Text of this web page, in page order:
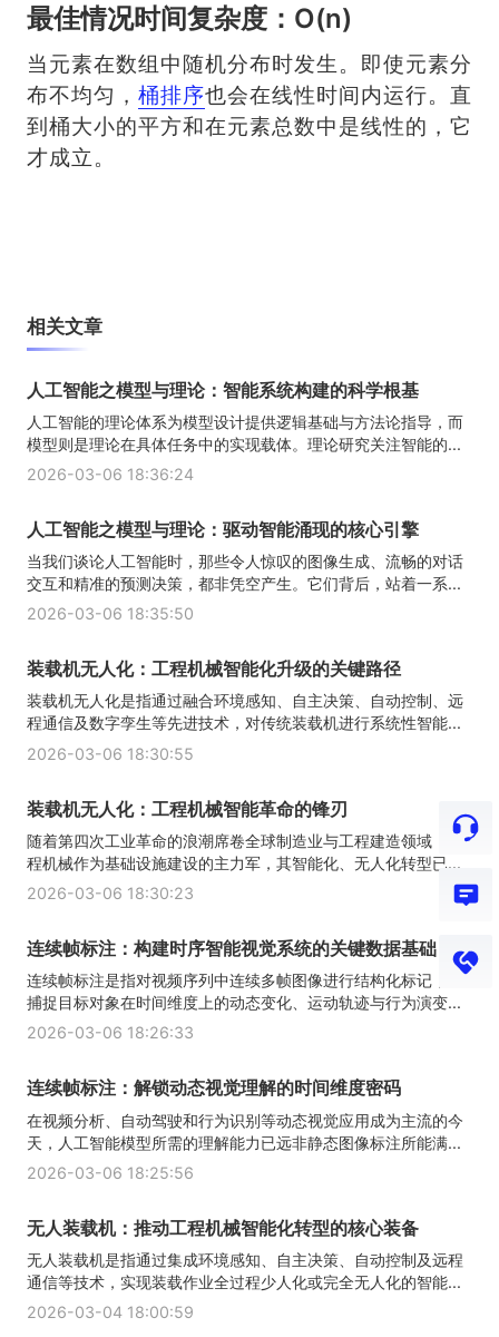
最佳情况时间复杂度：O(n)
当元素在数组中随机分布时发生。即使元素分
布不均匀， 桶排序也会在线性时间内运行。直
到桶大小的平方和在元素总数中是线性的，它
才成立。
相关文章
人工智能之模型与理论：智能系统构建的科学根基
人工智能的理论体系为模型设计提供逻辑基础与方法论指导，而
模型则是理论在具体任务中的实现载体。理论研究关注智能的...
2026-03-06 18:36:24
人工智能之模型与理论：驱动智能涌现的核心引擎
当我们谈论人工智能时，那些令人惊叹的图像生成、流畅的对话
交互和精准的预测决策，都非凭空产生。它们背后，站着一系...
2026-03-06 18:35:50
装载机无人化：工程机械智能化升级的关键路径
装载机无人化是指通过融合环境感知、自主决策、自动控制、远
程通信及数字孪生等先进技术，对传统装载机进行系统性智能...
2026-03-06 18:30:55
装载机无人化：工程机械智能革命的锋刃
随着第四次工业革命的浪潮席卷全球制造业与工程建造领域，工
程机械作为基础设施建设的主力军，其智能化、无人化转型已...
2026-03-06 18:30:23
连续帧标注：构建时序智能视觉系统的关键数据基础
连续帧标注是指对视频序列中连续多帧图像进行结构化标记，以
捕捉目标对象在时间维度上的动态变化、运动轨迹与行为演变...
2026-03-06 18:26:33
连续帧标注：解锁动态视觉理解的时间维度密码
在视频分析、自动驾驶和行为识别等动态视觉应用成为主流的今
天，人工智能模型所需的理解能力已远非静态图像标注所能满...
2026-03-06 18:25:56
无人装载机：推动工程机械智能化转型的核心装备
无人装载机是指通过集成环境感知、自主决策、自动控制及远程
通信等技术，实现装载作业全过程少人化或完全无人化的智能...
2026-03-04 18:00:59